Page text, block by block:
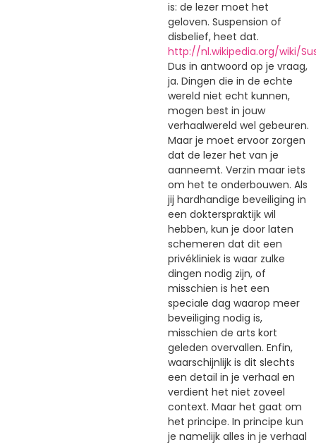
is: de lezer moet het
geloven. Suspension of
disbelief, heet dat.
http://nl.wikipedia.org/wiki/
Dus in antwoord op je vraag,
ja. Dingen die in de echte
wereld niet echt kunnen,
mogen best in jouw
verhaalwereld wel gebeuren.
Maar je moet ervoor zorgen
dat de lezer het van je
aanneemt. Verzin maar iets
om het te onderbouwen. Als
jij hardhandige beveiliging in
een dokterspraktijk wil
hebben, kun je door laten
schemeren dat dit een
privékliniek is waar zulke
dingen nodig zijn, of
misschien is het een
speciale dag waarop meer
beveiliging nodig is,
misschien de arts kort
geleden overvallen. Enfin,
waarschijnlijk is dit slechts
een detail in je verhaal en
verdient het niet zoveel
context. Maar het gaat om
het principe. In principe kun
je namelijk alles in je verhaal